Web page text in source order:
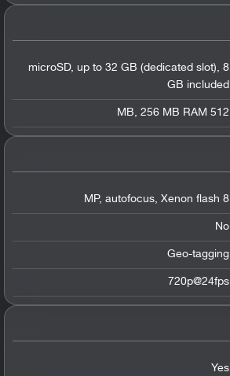
microSD, up to 32 GB (dedicated slot), 8
GB included
512 MB, 256 MB RAM
8 MP, autofocus, Xenon flash
No
Geo-tagging
720p@24fps
Yes